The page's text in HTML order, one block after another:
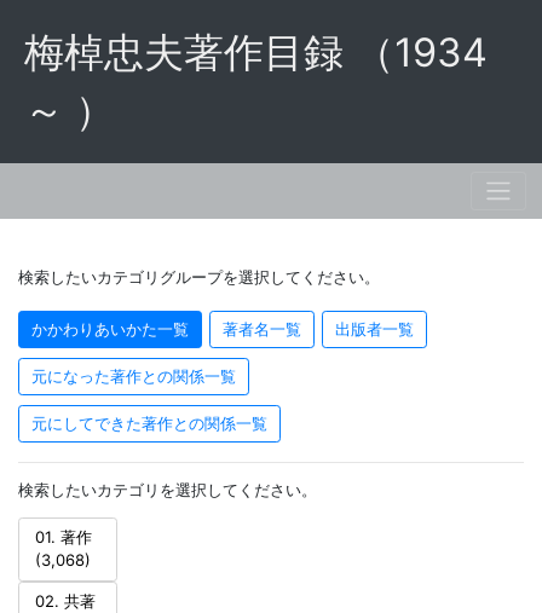
梅棹忠夫著作目録 （1934
～ ）
検索したいカテゴリグループを選択してください。
かかわりあいかた一覧 著者名一覧 出版者一覧
元になった著作との関係一覧
元にしてできた著作との関係一覧
検索したいカテゴリを選択してください。
01. 著作
(3,068)
02. 共著